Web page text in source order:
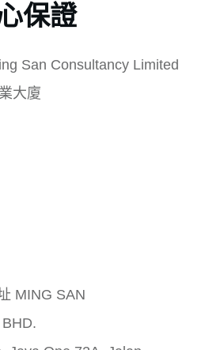
MING SAN
保證
San Consultancy Limited
大廈